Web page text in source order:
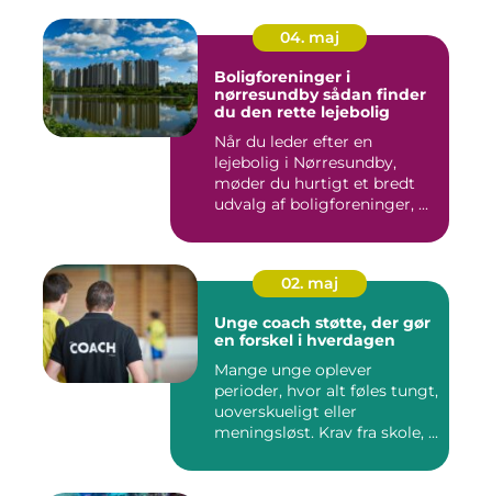
04. maj
Boligforeninger i
nørresundby sådan finder
du den rette lejebolig
Når du leder efter en
lejebolig i Nørresundby,
møder du hurtigt et bredt
udvalg af boligforeninger, ...
02. maj
Unge coach støtte, der gør
en forskel i hverdagen
Mange unge oplever
perioder, hvor alt føles tungt,
uoverskueligt eller
meningsløst. Krav fra skole, ...